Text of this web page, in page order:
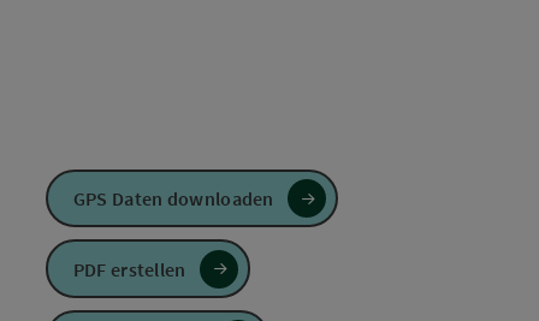
GPS Daten downloaden
PDF erstellen